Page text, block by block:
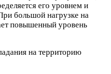
его уровнем и
большой нагрузке на
повышенный уровень
на территорию